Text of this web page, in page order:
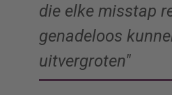
die elke misstap
genadeloos
uitvergroten